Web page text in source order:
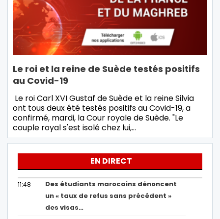
Le roi et la reine de Suède testés positifs
au Covid-19
Le roi Carl XVI Gustaf de Suède et la reine Silvia
ont tous deux été testés positifs au Covid-19, a
confirmé, mardi, la Cour royale de Suède. "Le
couple royal s'est isolé chez lui,…
EN DIRECT
11:48
Des étudiants marocains dénoncent
un « taux de refus sans précédent »
des visas…